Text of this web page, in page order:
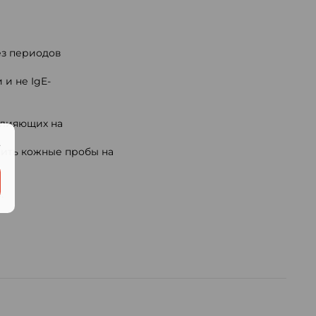
периодов
и не IgE-
на
кожные пробы на